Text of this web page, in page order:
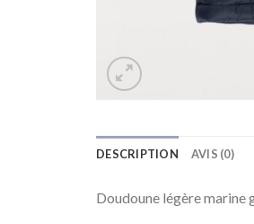
DESCRIPTION AVIS (0)
Doudoune légère marine